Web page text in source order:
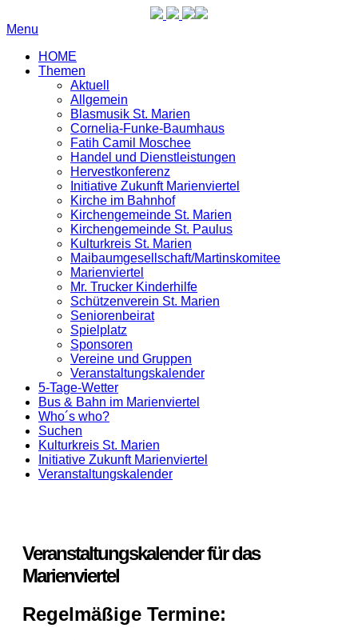
Menu
HOME
Themen
Aktuell
Allgemein
Blasmusik St. Marien
Cornelia-Funke-Baumhaus
Fatih Camil Moschee
Handel und Dienstleistungen
Hervestkonferenz
Initiative Zukunft Marienviertel
Kirche im Bahnhof
Kirchengemeinde St. Marien
Kirchengemeinde St. Paulus
Kulturkreis St. Marien
Maibaumgesellschaft/Martinskomitee
Marienviertel
Mr. Trucker Kinderhilfe
Schützenverein St. Marien
Seniorenbeirat
Spielplatz
Sponsoren
Vereine und Gruppen
Veranstaltungskalender
5-Tage-Wetter
Bus & Bahn im Marienviertel
Who´s who?
Suchen
Kulturkreis St. Marien
Initiative Zukunft Marienviertel
Veranstaltungskalender
Veranstaltungskalender für das
Marienviertel
Regelmäßige Termine: